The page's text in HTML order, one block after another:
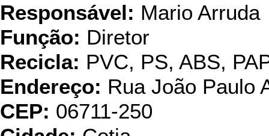
Responsável: Mario Arruda
Função: Diretor
Recicla: PVC, PS, ABS,
Endereço: Rua João Paulo
CEP: 06711-250